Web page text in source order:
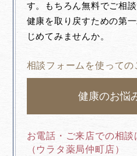
す。もちろん無料でご相
健康を取り戻すための第
じめてみませんか。
相談フォームを使っての
健康のお悩
お電話・ご来店での相談
（ウラタ薬局仲町店）